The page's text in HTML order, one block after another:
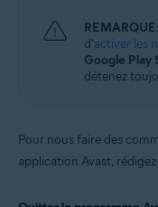
REMARQUE:
d'activer les
Google Play
détenez
Pour nous faire des
application Avast,